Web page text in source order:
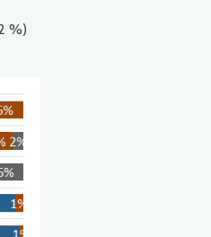
%)